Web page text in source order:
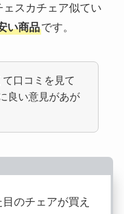
ェスカチェア似てい
い商品です。
口コミを見て
良い意見があが
のチェアが買え